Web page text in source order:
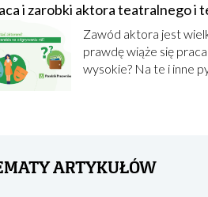
i zarobki aktora teatralnego i
Zawód aktora jest
prawdę wiąże się
wysokie? Na te i inne
ARTYKUŁÓW